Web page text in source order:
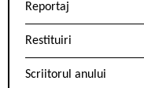
Reportaj
Restituiri
Scriitorul anului